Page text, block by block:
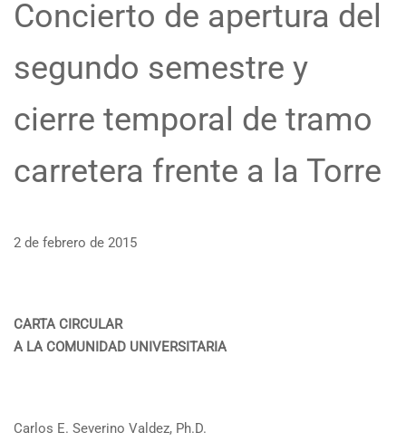
Concierto de apertura del
segundo semestre y
cierre temporal de tramo
carretera frente a la Torre
2 de febrero de 2015
CARTA CIRCULAR
A LA COMUNIDAD UNIVERSITARIA
Carlos E. Severino Valdez, Ph.D.